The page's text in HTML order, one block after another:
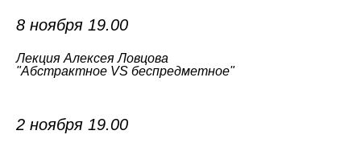
8 ноября 19.00
Лекция Алексея Ловцова
"Абстрактное VS беспредметное"
2 ноября 19.00